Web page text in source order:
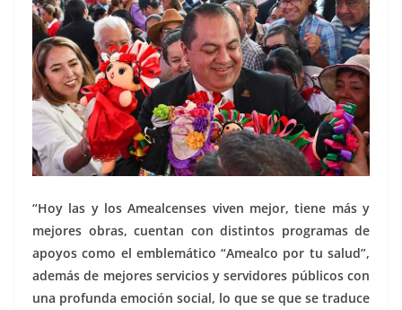
“Hoy las y los Amealcenses viven mejor, tiene más y
mejores obras, cuentan con distintos programas de
apoyos como el emblemático “Amealco por tu salud”,
además de mejores servicios y servidores públicos con
una profunda emoción social, lo que se que se traduce